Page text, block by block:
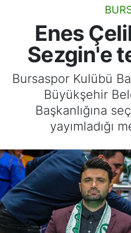
Enes
Sezgin'e
Bursaspor Kulübü
Büyükşehir
Başkanlığına
yayımladığı
Bursa Amatör
Hentbol
Voleybol
Genel
Bursa Trafik
TFF 1.Lig Puan
Tüm Manşetler
Son Dakika
Haber Arşivi